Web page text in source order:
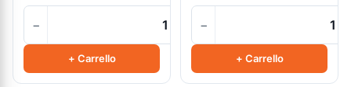
−
+ Carrello
−
+ Carrello